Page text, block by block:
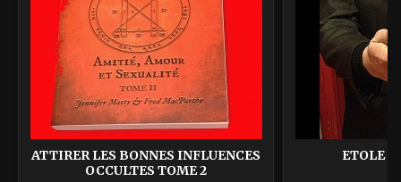
ATTIRER LES BONNES INFLUENCES
OCCULTES TOME 2
ETOLE